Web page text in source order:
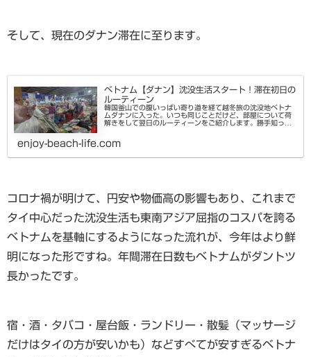
そして、現在のダナン滞在に至ります。
ベトナム【ダナン】沈没生活スタート！滞在初日の
ルーティーン
韓国釜山での腹いっぱい寄り道を経て越冬旅の沈没地ベトナ
ムダナンに入った。いつも同じことだけど、部屋について荷
解きをして翌日のルーティーンをご紹介します。勝手知った
enjoy-beach-life.com
コロナ禍が明けて、円安や物価高の影響もあり、これまで
タイ中心だった沈没生活も東南アジア屈指のコスパを誇る
ベトナムを基軸にするようになった流れが、今年はより鮮
明になった形ですね。年間滞在日数もベトナムがダントツ
長かったです。
宿・酒・タバコ・屋台飯・ランドリー・散髪（マッサージ
だけはタイの方が安いかも）などすべてが安すぎるベトナ